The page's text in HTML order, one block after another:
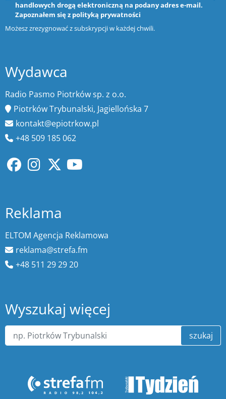
handlowych drogą elektroniczną na podany adres e-mail.
Zapoznałem się z polityką prywatności
Możesz zrezygnować z subskrypcji w każdej chwili.
Wydawca
Radio Pasmo Piotrków sp. z o.o.
Piotrków Trybunalski, Jagiellońska 7
kontakt@epiotrkow.pl
+48 509 185 062
Reklama
ELTOM Agencja Reklamowa
reklama@strefa.fm
+48 511 29 29 20
Wyszukaj więcej
szukaj